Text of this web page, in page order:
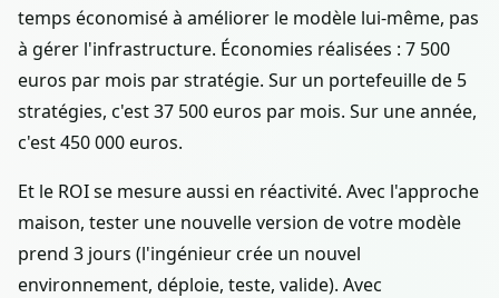
temps économisé à améliorer le modèle lui-même, pas
à gérer l'infrastructure. Économies réalisées : 7 500
euros par mois par stratégie. Sur un portefeuille de 5
stratégies, c'est 37 500 euros par mois. Sur une année,
c'est 450 000 euros.
Et le ROI se mesure aussi en réactivité. Avec l'approche
maison, tester une nouvelle version de votre modèle
prend 3 jours (l'ingénieur crée un nouvel
environnement, déploie, teste, valide). Avec